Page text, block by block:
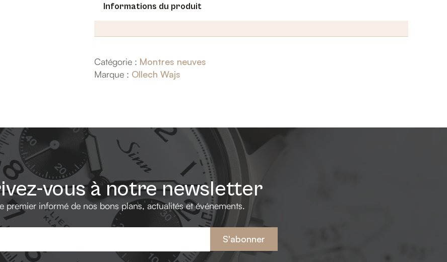
Informations du produit
Catégorie : Montres neuves
Marque : Ollech Wajs
vous à notre newsletter
premier informé de nos bons plans, actualités et événements.
S'abonner